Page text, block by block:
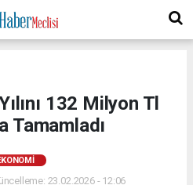
132 Milyon Tl
Tamamladı
23.02.2026 - 12:06